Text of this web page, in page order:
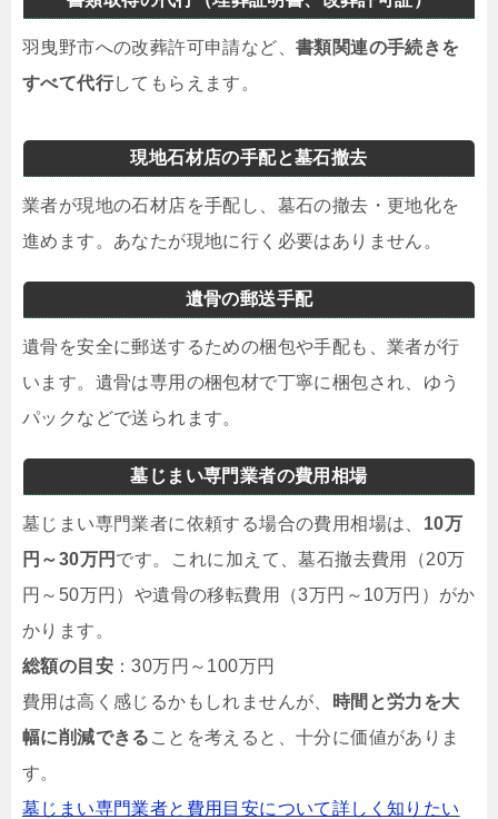
羽曳野市への改葬許可申請など、 書類関連の手続きを
すべて代行してもらえます。
現地石材店の手配と墓石撤去
業者が現地の石材店を手配し、墓石の撤去・更地化を
進めます。あなたが現地に行く必要はありません。
遺骨の郵送手配
遺骨を安全に郵送するための梱包や手配も、業者が行
います。遺骨は専用の梱包材で丁寧に梱包され、ゆう
パックなどで送られます。
墓じまい専門業者の費用相場
墓じまい専門業者に依頼する場合の費用相場は、 10万
円～30万円 です。これに加えて、墓石撤去費用（20万
円～50万円）や遺骨の移転費用（3万円～10万円）がか
かります。
総額の目安 ：30万円～100万円
費用は高く感じるかもしれませんが、
時間と労力を大
幅に削減できる ことを考えると、十分に価値がありま
す。
墓じまい専門業者と費用目安について詳しく知りたい